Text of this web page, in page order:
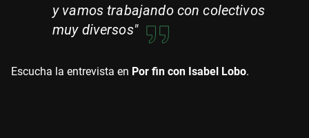
y vamos trabajando con colectivos
muy diversos"
Escucha la entrevista en Por fin con Isabel Lobo.